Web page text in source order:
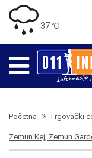
37 ℃
Početna Trgovački
Zemun Kej, Zemun